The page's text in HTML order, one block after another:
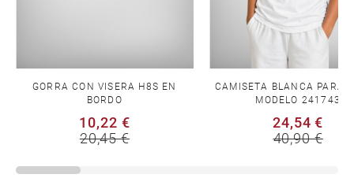
GORRA CON VISERA H8S EN
BORDO
10,22 €
20,45 €
CAMISETA BLANCA PARA
MODELO 241743
24,54 €
40,90 €